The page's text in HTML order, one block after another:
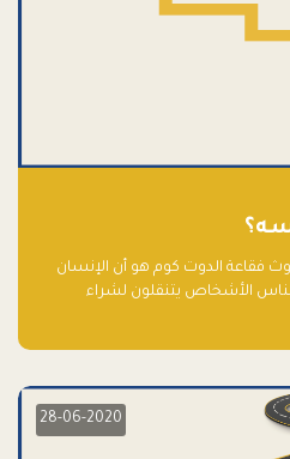
فقاعة الدوت كوم هو أن الإنسان
الناس الأشخاص يتنقلون لشراء
28-06-2020